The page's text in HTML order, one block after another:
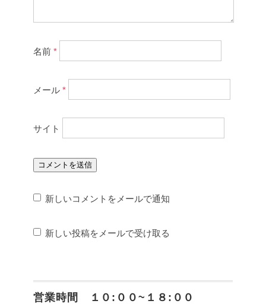
名前 *
メール *
サイト
新しいコメントをメールで通知
新しい投稿をメールで受け取る
営業時間 １０:００~１８:００